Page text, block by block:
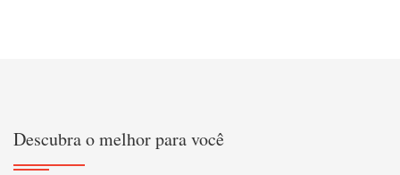
Descubra o melhor para você